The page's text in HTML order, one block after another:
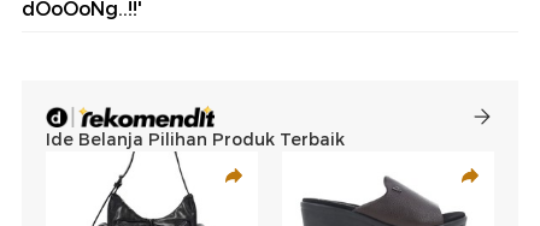
dOoOoNg..!!'